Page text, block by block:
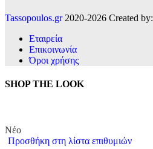
Tassopoulos.gr2020-2026 Created by:
Εταιρεία
Επικοινωνία
Όροι χρήσης
SHOP THE LOOK
Νέο
Προσθήκη στη λίστα επιθυμιών